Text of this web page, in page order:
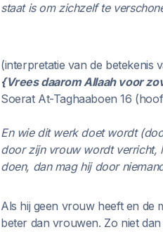
staat is om zichzelf te
(interpretatie van de betekenis
{Vrees daarom Allaah voor
Soerat At-Taghaaboen 16
En wie dit werk doet wordt
door zijn vrouw wordt verricht,
doen, dan mag hij door
Als hij geen vrouw heeft en de
beter dan vrouwen. Zo niet